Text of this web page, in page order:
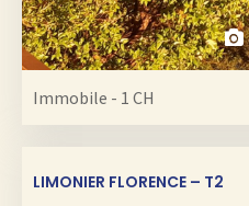
Immobile - 1 CH
LIMONIER FLORENCE – T2